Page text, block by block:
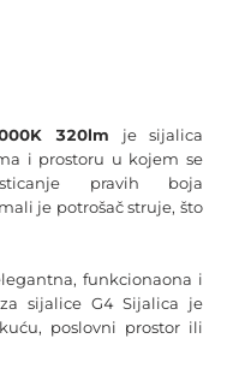
320lm je sijalica
i prostoru u kojem se
pravih boja
je potrošač struje, što
funkcionaona i
sijalice G4 Sijalica je
poslovni prostor ili